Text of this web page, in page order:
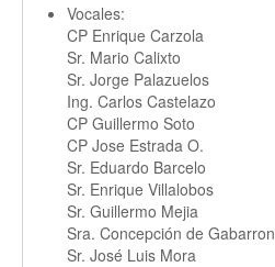
Vocales:
CP Enrique Carzola
Sr. Mario Calixto
Sr. Jorge Palazuelos
Ing. Carlos Castelazo
CP Guillermo Soto
CP Jose Estrada O.
Sr. Eduardo Barcelo
Sr. Enrique Villalobos
Sr. Guillermo Mejia
Sra. Concepción de Gabarron
Sr. José Luis Mora